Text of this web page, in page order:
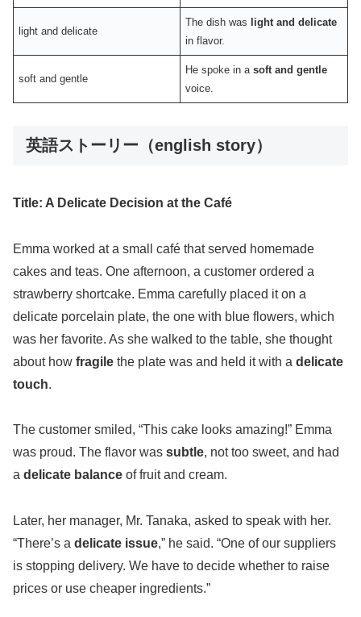
light and delicate
The dish was light and delicate
in flavor.
soft and gentle
He spoke in asoft and gentle
voice.
英語ストーリー（english story）
Title: A Delicate Decision at the Café
Emma worked at a small café that served homemade
cakes and teas. One afternoon, a customer ordered a
strawberry shortcake. Emma carefully placed it on a
delicate porcelain plate, the one with blue flowers, which
was her favorite. As she walked to the table, she thought
about how fragile the plate was and held it with a delicate
touch.
The customer smiled, “This cake looks amazing!” Emma
was proud. The flavor was subtle, not too sweet, and had
a delicate balance of fruit and cream.
Later, her manager, Mr. Tanaka, asked to speak with her.
“There’s a delicate issue,” he said. “One of our suppliers
is stopping delivery. We have to decide whether to raise
prices or use cheaper ingredients.”